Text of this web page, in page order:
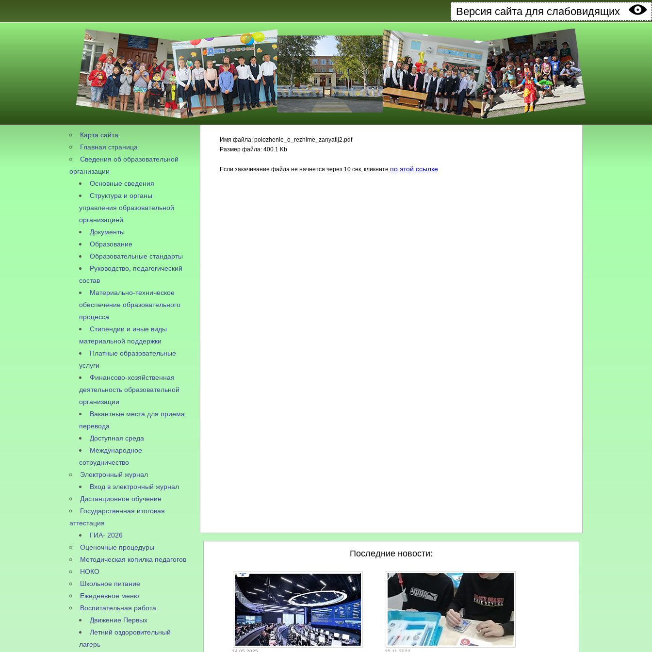
Версия сайта для слабовидящих
Карта сайта
Главная страница
Сведения об образовательной
организации
Основные сведения
Структура и органы
управления образовательной
организацией
Документы
Образование
Образовательные стандарты
Руководство, педагогический
состав
Материально-техническое
обеспечение образовательного
процесса
Стипендии и иные виды
материальной поддержки
Платные образовательные
услуги
Финансово-хозяйственная
деятельность образовательной
организации
Вакантные места для приема,
перевода
Доступная среда
Международное
сотрудничество
Электронный журнал
Вход в электронный журнал
Дистанционное обучение
Государственная итоговая
аттестация
ГИА- 2026
Оценочные процедуры
Методическая копилка педагогов
НОКО
Школьное питание
Ежедневное меню
Воспитательная работа
Движение Первых
Летний оздоровительный
лагерь
Имя файла: polozhenie_o_rezhime_zanyatij2.pdf
Размер файла: 400.1 Kb
Если закачивание файла не начнется через 10 сек, кликните по этой ссылке
Последние новости: